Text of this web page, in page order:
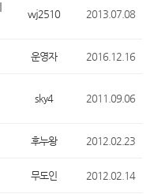
wj2510 2013.07.08
운영자 2016.12.16
sky4 2011.09.06
후누왕 2012.02.23
무도인 2012.02.14